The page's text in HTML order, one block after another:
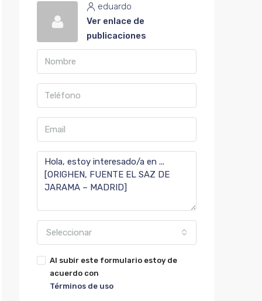
eduardo
Ver enlace de
publicaciones
Seleccionar
Al subir este formulario estoy de
acuerdo con
Términos de uso